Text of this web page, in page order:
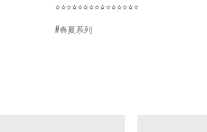
⭐⭐⭐⭐⭐⭐⭐⭐⭐⭐⭐⭐⭐⭐⭐
春夏系列